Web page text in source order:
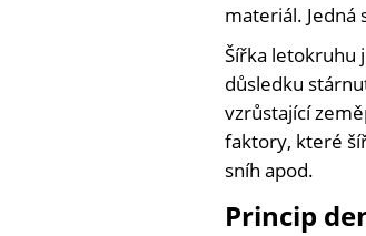
materiál. Jedná
Šířka letokruhu
důsledku
vzrůstající
faktory, které
sníh apod.
Princip